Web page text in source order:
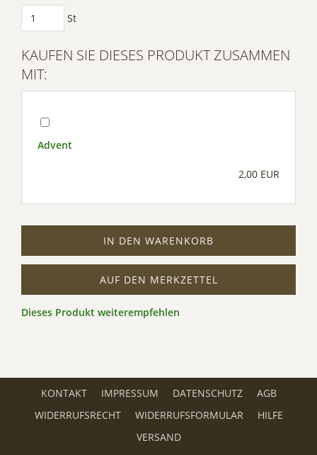
St
KAUFEN SIE DIESES PRODUKT ZUSAMMEN
MIT:
Advent
2,00 EUR
IN DEN WARENKORB
AUF DEN MERKZETTEL
Dieses Produkt weiterempfehlen
KONTAKT IMPRESSUM DATENSCHUTZ
AGB
WIDERRUFSRECHT
WIDERRUFSFORMULAR
HILFE
VERSAND